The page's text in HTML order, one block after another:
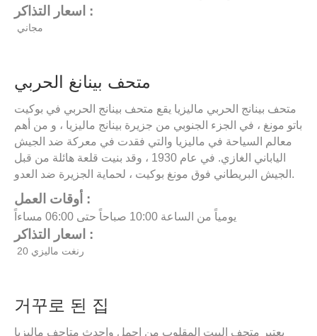
اسعار التذاكر :
متحف بينانغ الحربي
متحف بينانج الحربي ماليزيا يقع متحف بينانج الحربي في بوكيت
باتو مونغ ، في الجزء الجنوبي من جزيرة بينانج ماليزيا ، و من أهم
معالم السياحة في ماليزيا والتي فقدت في معركة ضد الجيش
الياباني الغازي. في عام 1930 ، وقد بنيت قلعة هائلة من قبل
الجيش البريطاني فوق مونغ بوكيت ، لحماية الجزيرة ضد العدو.
أوقات العمل :
يومياً من الساعة 10:00 صباحاً حتى 06:00 مساءاً
اسعار التذاكر :
거꾸로 된 집
يعتبر متحف البيت المقلوب من اجمل واحدث متاحف ماليزيا